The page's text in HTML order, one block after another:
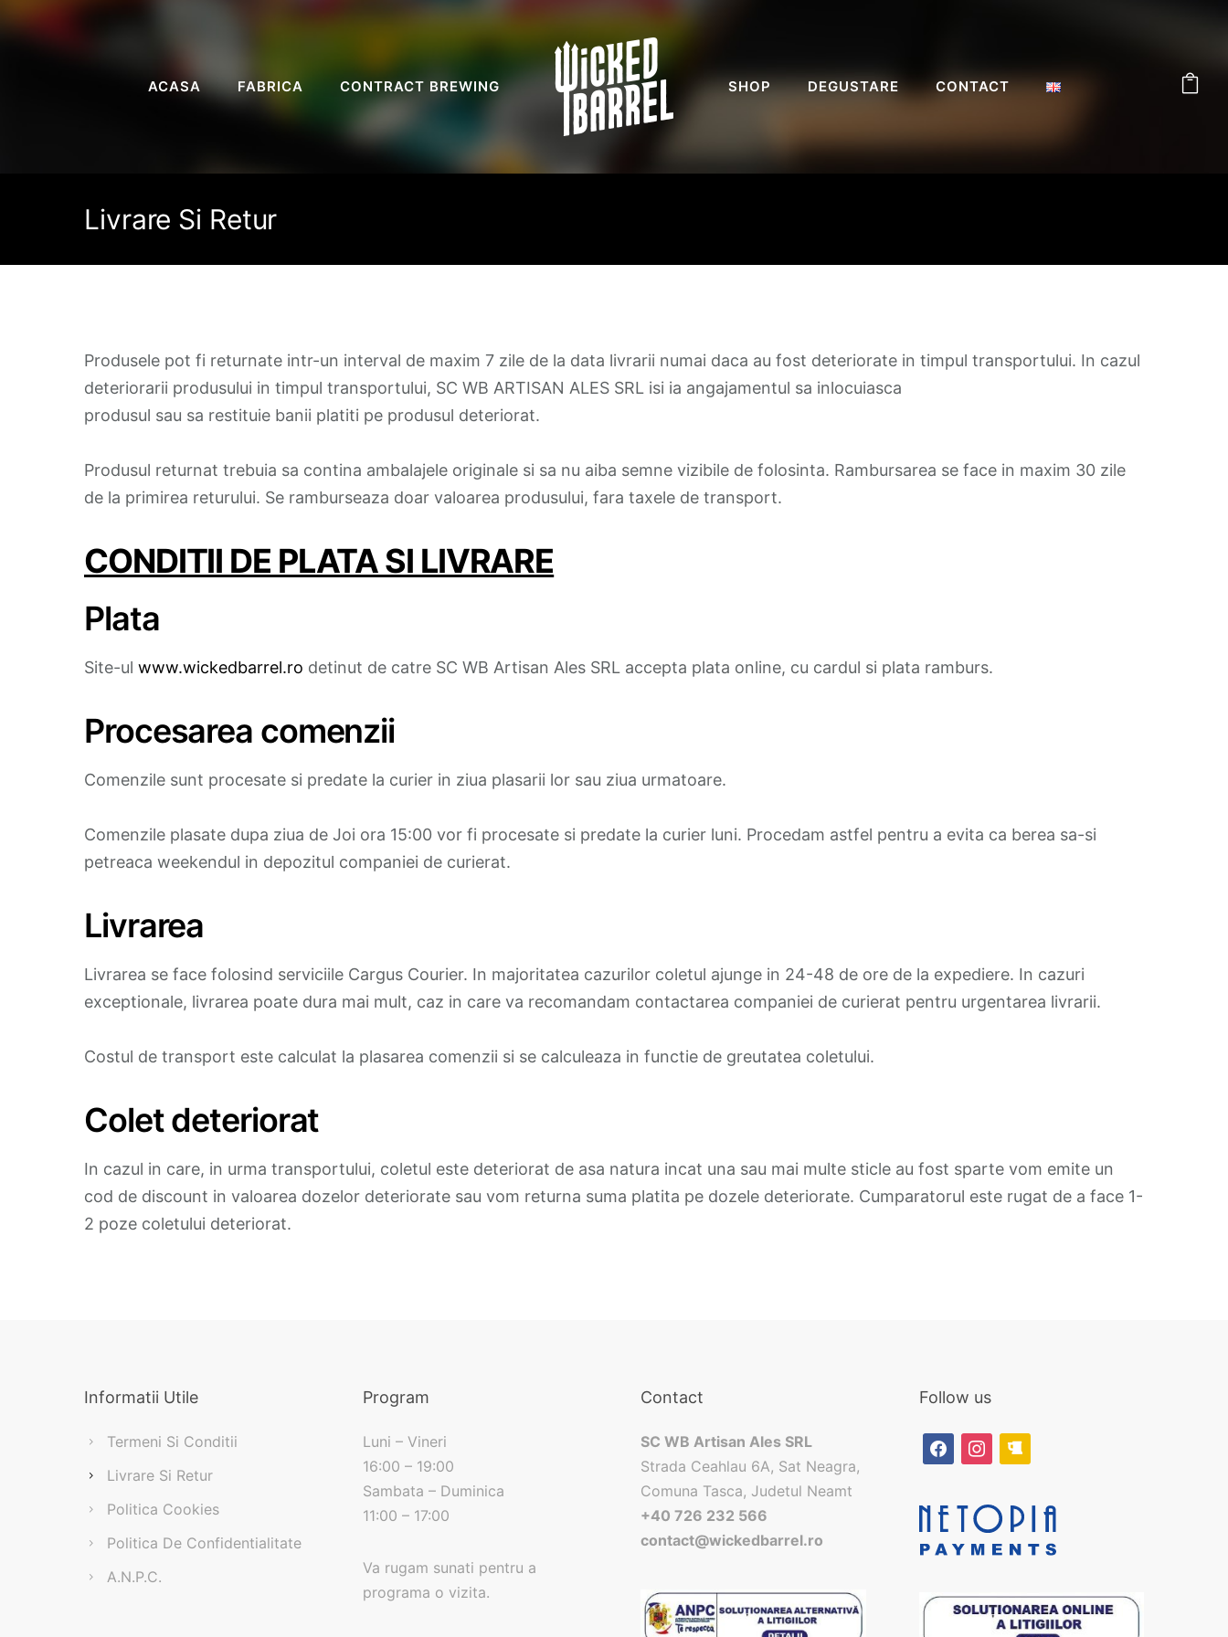
ACASA FABRICA CONTRACT BREWING SHOP DEGUSTARE CONTACT
Livrare Si Retur
Produsele pot fi returnate intr-un interval de maxim 7 zile de la data livrarii numai daca au fost deteriorate in timpul transportului. In cazul
deteriorarii produsului in timpul transportului, SC WB ARTISAN ALES SRL isi ia angajamentul sa inlocuiasca
produsul sau sa restituie banii platiti pe produsul deteriorat.
Produsul returnat trebuia sa contina ambalajele originale si sa nu aiba semne vizibile de folosinta. Rambursarea se face in maxim 30 zile
de la primirea returului. Se ramburseaza doar valoarea produsului, fara taxele de transport.
CONDITII DE PLATA SI LIVRARE
Plata
Site-ul www.wickedbarrel.ro detinut de catre SC WB Artisan Ales SRL accepta plata online, cu cardul si plata ramburs.
Procesarea comenzii
Comenzile sunt procesate si predate la curier in ziua plasarii lor sau ziua urmatoare.
Comenzile plasate dupa ziua de Joi ora 15:00 vor fi procesate si predate la curier luni. Procedam astfel pentru a evita ca berea sa-si
petreaca weekendul in depozitul companiei de curierat.
Livrarea
Livrarea se face folosind serviciile Cargus Courier. In majoritatea cazurilor coletul ajunge in 24-48 de ore de la expediere. In cazuri
exceptionale, livrarea poate dura mai mult, caz in care va recomandam contactarea companiei de curierat pentru urgentarea livrarii.
Costul de transport este calculat la plasarea comenzii si se calculeaza in functie de greutatea coletului.
Colet deteriorat
In cazul in care, in urma transportului, coletul este deteriorat de asa natura incat una sau mai multe sticle au fost sparte vom emite un
cod de discount in valoarea dozelor deteriorate sau vom returna suma platita pe dozele deteriorate. Cumparatorul este rugat de a face 1-
2 poze coletului deteriorat.
Informatii Utile
Termeni Si Conditii
Livrare Si Retur
Politica Cookies
Politica De Confidentialitate
A.N.P.C.
Program
Luni – Vineri
16:00 – 19:00
Sambata – Duminica
11:00 – 17:00
Va rugam sunati pentru a
programa o vizita.
Contact
SC WB Artisan Ales SRL
Strada Ceahlau 6A, Sat Neagra,
Comuna Tasca, Judetul Neamt
+40 726 232 566
contact@wickedbarrel.ro
Follow us
facebookinstagram
beer